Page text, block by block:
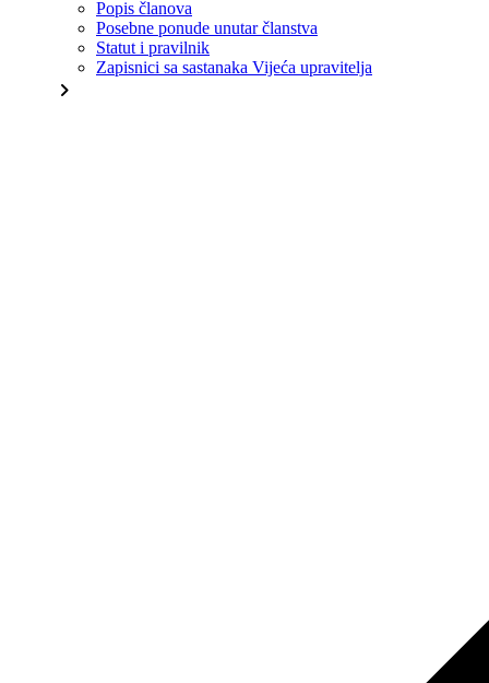
Popis članova
Posebne ponude unutar članstva
Statut i pravilnik
Zapisnici sa sastanaka Vijeća upravitelja
chevron_right